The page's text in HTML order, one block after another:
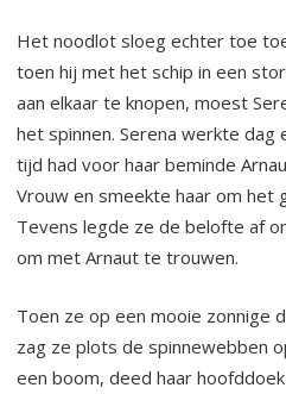
Het noodlot sloeg echter toe
toen hij met het schip in een
aan elkaar te knopen, moest
het spinnen. Serena werkte dag
tijd had voor haar beminde
Vrouw en smeekte haar om het
Tevens legde ze de belofte af
om met Arnaut te trouwen.
Toen ze op een mooie zonnige
zag ze plots de spinnewebben
een boom, deed haar